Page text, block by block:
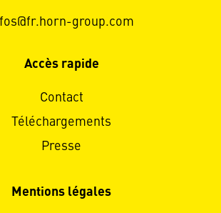
group.com
Accès rapide
Contact
Téléchargements
Presse
Mentions légales